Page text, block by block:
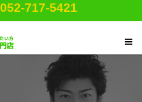
052-717-5421